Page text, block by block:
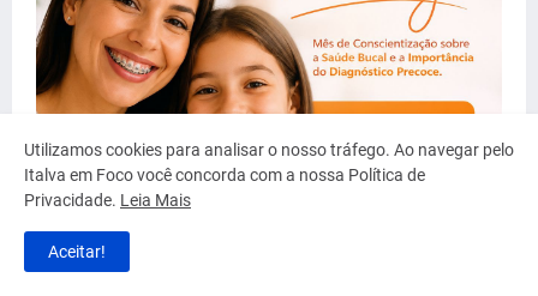
Utilizamos cookies para analisar o nosso tráfego. Ao navegar pelo
Italva em Foco você concorda com a nossa Política de
Privacidade. Leia Mais
Aceitar!